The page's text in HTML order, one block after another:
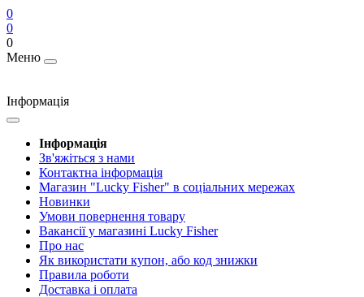
0
0
0
Меню
Інформація
Інформація
Зв'яжіться з нами
Контактна інформація
Магазин "Lucky Fisher" в соціальних мережах
Новинки
Умови повернення товару
Вакансії у магазині Lucky Fisher
Про нас
Як використати купон, або код знижки
Правила роботи
Доставка і оплата